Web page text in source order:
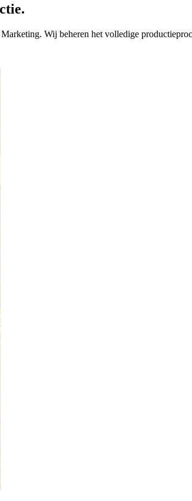
Wij beheren het volledige